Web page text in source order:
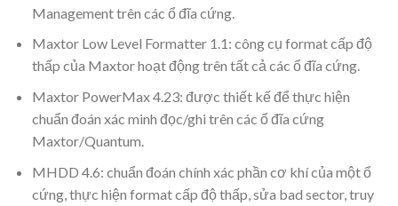
Management trên các ổ đĩa cứng.
Maxtor Low Level Formatter 1.1: công cụ format cấp độ
thấp của Maxtor hoạt động trên tất cả các ổ đĩa cứng.
Maxtor PowerMax 4.23: được thiết kế để thực hiện
chuẩn đoán xác minh đọc/ghi trên các ổ đĩa cứng
Maxtor/Quantum.
MHDD 4.6: chuẩn đoán chính xác phần cơ khí của một ổ
cứng, thực hiện format cấp độ thấp, sửa bad sector, truy